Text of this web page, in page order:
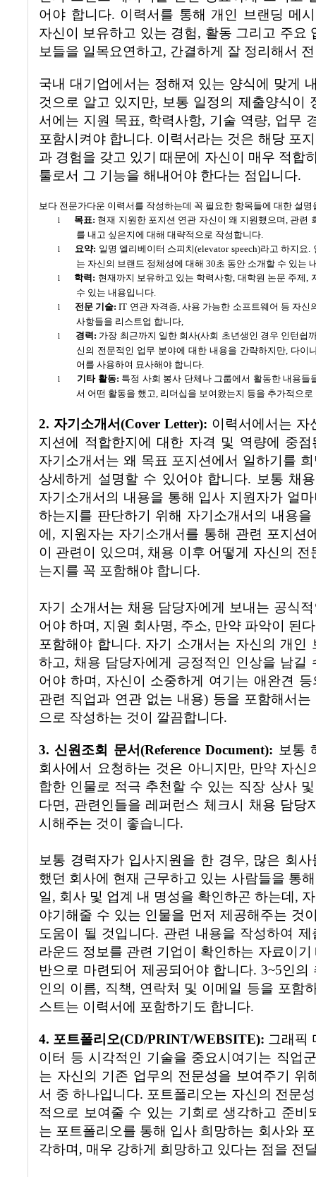
어야 합니다. 이력서를 통해 개인 브랜딩 메
자신이 보유하고 있는 경험, 활동 그리고 주요
보들을 일목요연하고, 간결하게 잘 정리해서
국내 대기업에서는 정해져 있는 양식에 맞게
것으로 알고 있지만, 보통 일정의 제출양식이
서에는 지원 목표, 학력사항, 기술 역량, 업무
포함시켜야 합니다. 이력서라는 것은 해당 포
과 경험을 갖고 있기 때문에 자신이 매우 적합
툴로서 그 기능을 해내어야 한다는 점입니다.
보다 전문가다운 이력서를 작성하는데 꼭 필요한 항목들에 대한 설
l 목표: 현재 지원한 포지션 연관 자신이 왜 지원했으며 관련
를 내고 싶은지에 대해 대략적으로 작성합니다
l 요약: 일명 엘리베이터 스피치(elevator speech)라고 하지요
는 자신의 브랜드 정체성에 대해 30초 동안 소개할 수 있는
l 학력: 현재까지 보유하고 있는 학력사항 대학원 논문 주제
수 있는 내용입니다
l 전문 기술: IT 연관 자격증 ,사용 가능한 소프트웨어 등 자신
사항들을 리스트업 합니다
l 경력: 가장 최근까지 일한 회사(사회 초년생인 경우 인턴쉽
신의 전문적인 업무 분야에 대한 내용을 간략하지만, 다이
어를 사용하여 묘사해야 합니다
l 기타 활동: 특정 사회 봉사 단체나 그룹에서 활동한 내용들
서 어떤 활동을 했고 리더십을 보여왔는지 등을 추가적으
2. 자기소개서(Cover Letter): 이력서에서는 자
지션에 적합한지에 대한 자격 및 역량에 중
자기소개서는 왜 목표 포지션에서 일하기를
상세하게 설명할 수 있어야 합니다. 보통 채
자기소개서의 내용을 통해 입사 지원자가 얼
하는지를 판단하기 위해 자기소개서의 내용
에, 지원자는 자기소개서를 통해 관련 포지션
이 관련이 있으며,채용 이후 어떻게 자신의
는지를 꼭 포함해야 합니다.
자기 소개서는 채용 담당자에게 보내는 공식
어야 하며, 지원 회사명, 주소, 만약 파악이 된
포함해야 합니다. 자기 소개서는 자신의 개인
하고, 채용 담당자에게 긍정적인 인상을 남길
어야 하며, 자신이 소중하게 여기는 애완견
관련 직업과 연관 없는 내용) 등을 포함해서
으로 작성하는 것이 깔끔합니다.
3.신원조회 문서(Reference Document): 보통
회사에서 요청하는 것은 아니지만, 만약 자신
합한 인물로 적극 추천할 수 있는 직장 상사
다면, 관련인들을 레퍼런스 체크시 채용 담당
시해주는 것이 좋습니다.
보통 경력자가 입사지원을 한 경우, 많은 회
했던 회사에 현재 근무하고 있는 사람들을 통
일, 회사 및 업계 내 명성을 확인하곤 하는데,
야기해줄 수 있는 인물을 먼저 제공해주는 것
도움이 될 것입니다. 관련 내용을 작성하여
라운드 정보를 관련 기업이 확인하는 자료이
반으로 마련되어 제공되어야 합니다. 3~5인의
인의 이름, 직책, 연락처 및 이메일 등을 포함
스트는 이력서에 포함하기도 합니다.
4. 포트폴리오(CD/PRINT/WEBSITE): 그래픽
이터 등 시각적인 기술을 중요시여기는 직업
는 자신의 기존 업무의 전문성을 보여주기 위
서 중 하나입니다. 포트폴리오는 자신의 전문
적으로 보여줄 수 있는 기회로 생각하고 준비
는 포트폴리오를 통해 입사 희망하는 회사와
각하며, 매우 강하게 희망하고 있다는 점을 전